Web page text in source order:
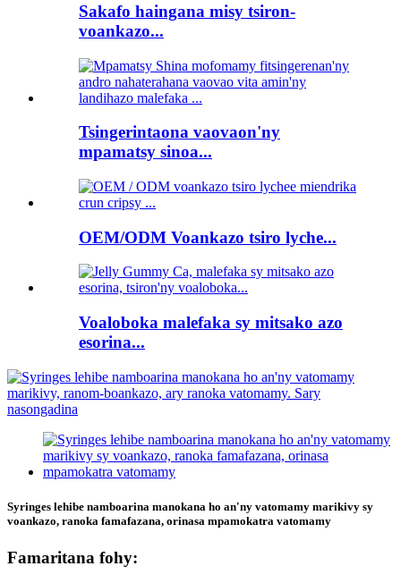
Sakafo haingana misy tsiron-
voankazo...
Tsingerintaona vaovaon'ny
mpamatsy sinoa...
OEM/ODM Voankazo tsiro lyche...
Voaloboka malefaka sy mitsako azo
esorina...
Syringes lehibe namboarina manokana ho an'ny vatomamy marikivy sy
voankazo, ranoka famafazana, orinasa mpamokatra vatomamy
Famaritana fohy: